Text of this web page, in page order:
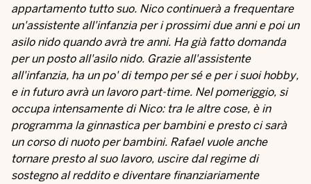
appartamento tutto suo. Nico continuerà a frequentare
un'assistente all'infanzia per i prossimi due anni e poi un
asilo nido quando avrà tre anni. Ha già fatto domanda
per un posto all'asilo nido. Grazie all'assistente
all'infanzia, ha un po' di tempo per sé e per i suoi hobby,
e in futuro avrà un lavoro part-time. Nel pomeriggio, si
occupa intensamente di Nico: tra le altre cose, è in
programma la ginnastica per bambini e presto ci sarà
un corso di nuoto per bambini. Rafael vuole anche
tornare presto al suo lavoro, uscire dal regime di
sostegno al reddito e diventare finanziariamente